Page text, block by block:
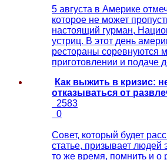
5 августа в Америке
которое не может
настоящий гурман,
устриц. В этот день
рестораны соревнуются
приготовлении и подаче
Как выжить в кризис:
отказываться от
2583
0
Совет, который будет
статье, призывает людей
то же время, помнить и о